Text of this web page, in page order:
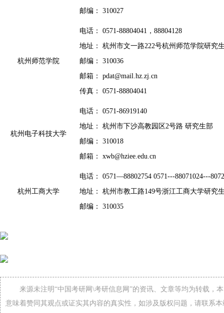
邮编： 310027
杭州师范学院
电话： 0571-88804041，88804128
地址： 杭州市文一路222号杭州师范学院研究
邮编： 310036
邮箱： pdat@mail.hz.zj.cn
传真： 0571-88804041
杭州电子科技大学
电话： 0571-86919140
地址： 杭州市下沙高教园区2号路 研究生部
邮编： 310018
邮箱： xwb@hziee.edu.cn
杭州工商大学
电话： 0571—88802754 0571---88071024---8072
地址： 杭州市教工路149号浙江工商大学研究
邮编： 310035
来源未注明“中国考研网\考研信息网”的资讯、文章等均为转载，
意味着赞同其观点或证实其内容的真实性，如涉及版权问题，请联系